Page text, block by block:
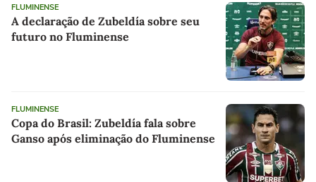
FLUMINENSE
A declaração de Zubeldía sobre seu
futuro no Fluminense
FLUMINENSE
Copa do Brasil: Zubeldía fala sobre
Ganso após eliminação do Fluminense